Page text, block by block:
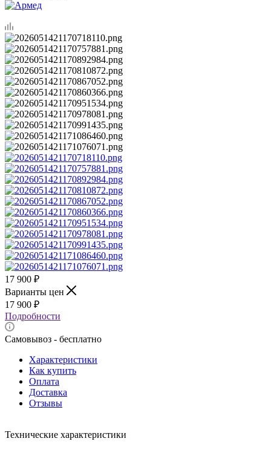
17 900 ₽
Варианты цен
17 900 ₽
Подробности
Самовывоз - бесплатно
Характеристики
Как купить
Оплата
Доставка
Отзывы
Технические характеристики